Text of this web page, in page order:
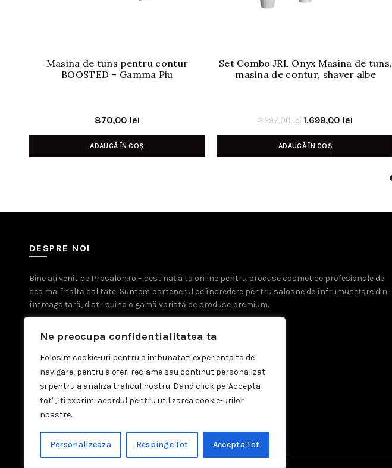
Ne preocupa confidentialitatea ta
Folosim cookie-uri pentru a imbunatati experienta ta de
navigare, pentru a oferi reclame sau continut personalizat
si pentru a analiza traficul nostru. Dand click pe 'Accepta
tot' , iti exprimi acordul pentru utilizarea cookie-urilor
noastre.
Personalizeaza Respinge Tot Accepta Tot
Masina de tuns pentru contur
BOOSTED – Gamma Piu
870,00 lei
ADAUGĂ ÎN COȘ
Set Combo JRL Onyx Masina de tuns,
masina de contur, shaver albe
2.297,00lei Prețul
inițial
a
1.699,00 lei
curent
ADAUGĂ ÎN COȘ
DESPRE NOI
Bine ați venit pe Prosalon.ro – destinația ta online pentru produse cosmetice profesionale de
cea mai înaltă calitate! Suntem partenerul de încredere pentru saloane de înfrumusețare din
întreaga țară, distribuind o gamă variată de produse premium.